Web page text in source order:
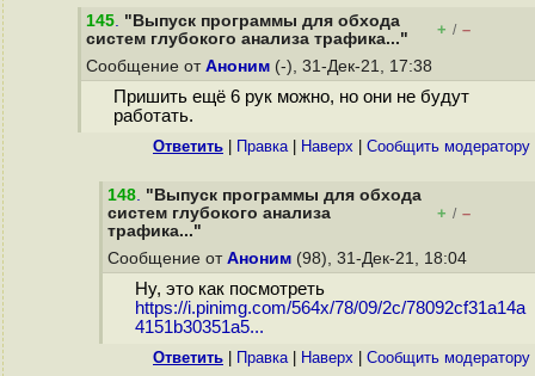
145. "Выпуск программы для обхода
систем глубокого анализа трафика..."
+ / –
Сообщение от Аноним (-), 31-Дек-21, 17:38
Пришить ещё 6 рук можно, но они не будут
работать.
Ответить Правка| Наверх Cообщить модератору
148. "Выпуск программы для обхода
систем глубокого анализа
трафика..."
+ / –
Сообщение от Аноним (98), 31-Дек-21, 18:04
Ну, это как посмотреть
https://i.pinimg.com/564x/78/09/2c/78092cf31a14a
4151b30351a5...
Ответить Правка| Наверх Cообщить модератору